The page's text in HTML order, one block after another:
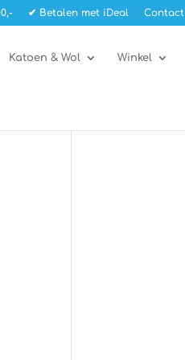
✔ Betalen met iDeal Contact
Katoen & Wol Winkel